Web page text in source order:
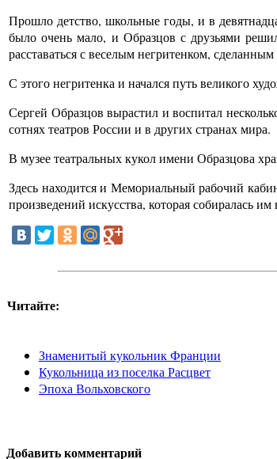
Прошло детство, школьные годы, и в
было очень мало, и Образцов с друзьями
расставаться с веселым негритенком,
С этого негритенка и начался путь великого
Сергей Образцов вырастил и воспитал
сотнях театров России и в других странах мира.
В музее театральных кукол имени Образцова
Здесь находится и Мемориальный рабочий
произведений искусства, которая собиралась
Читайте:
Знаменитый кукольник Франции
Кукольница из поселка Расцвет
Эпоха Вольховского
Добавить комментарий